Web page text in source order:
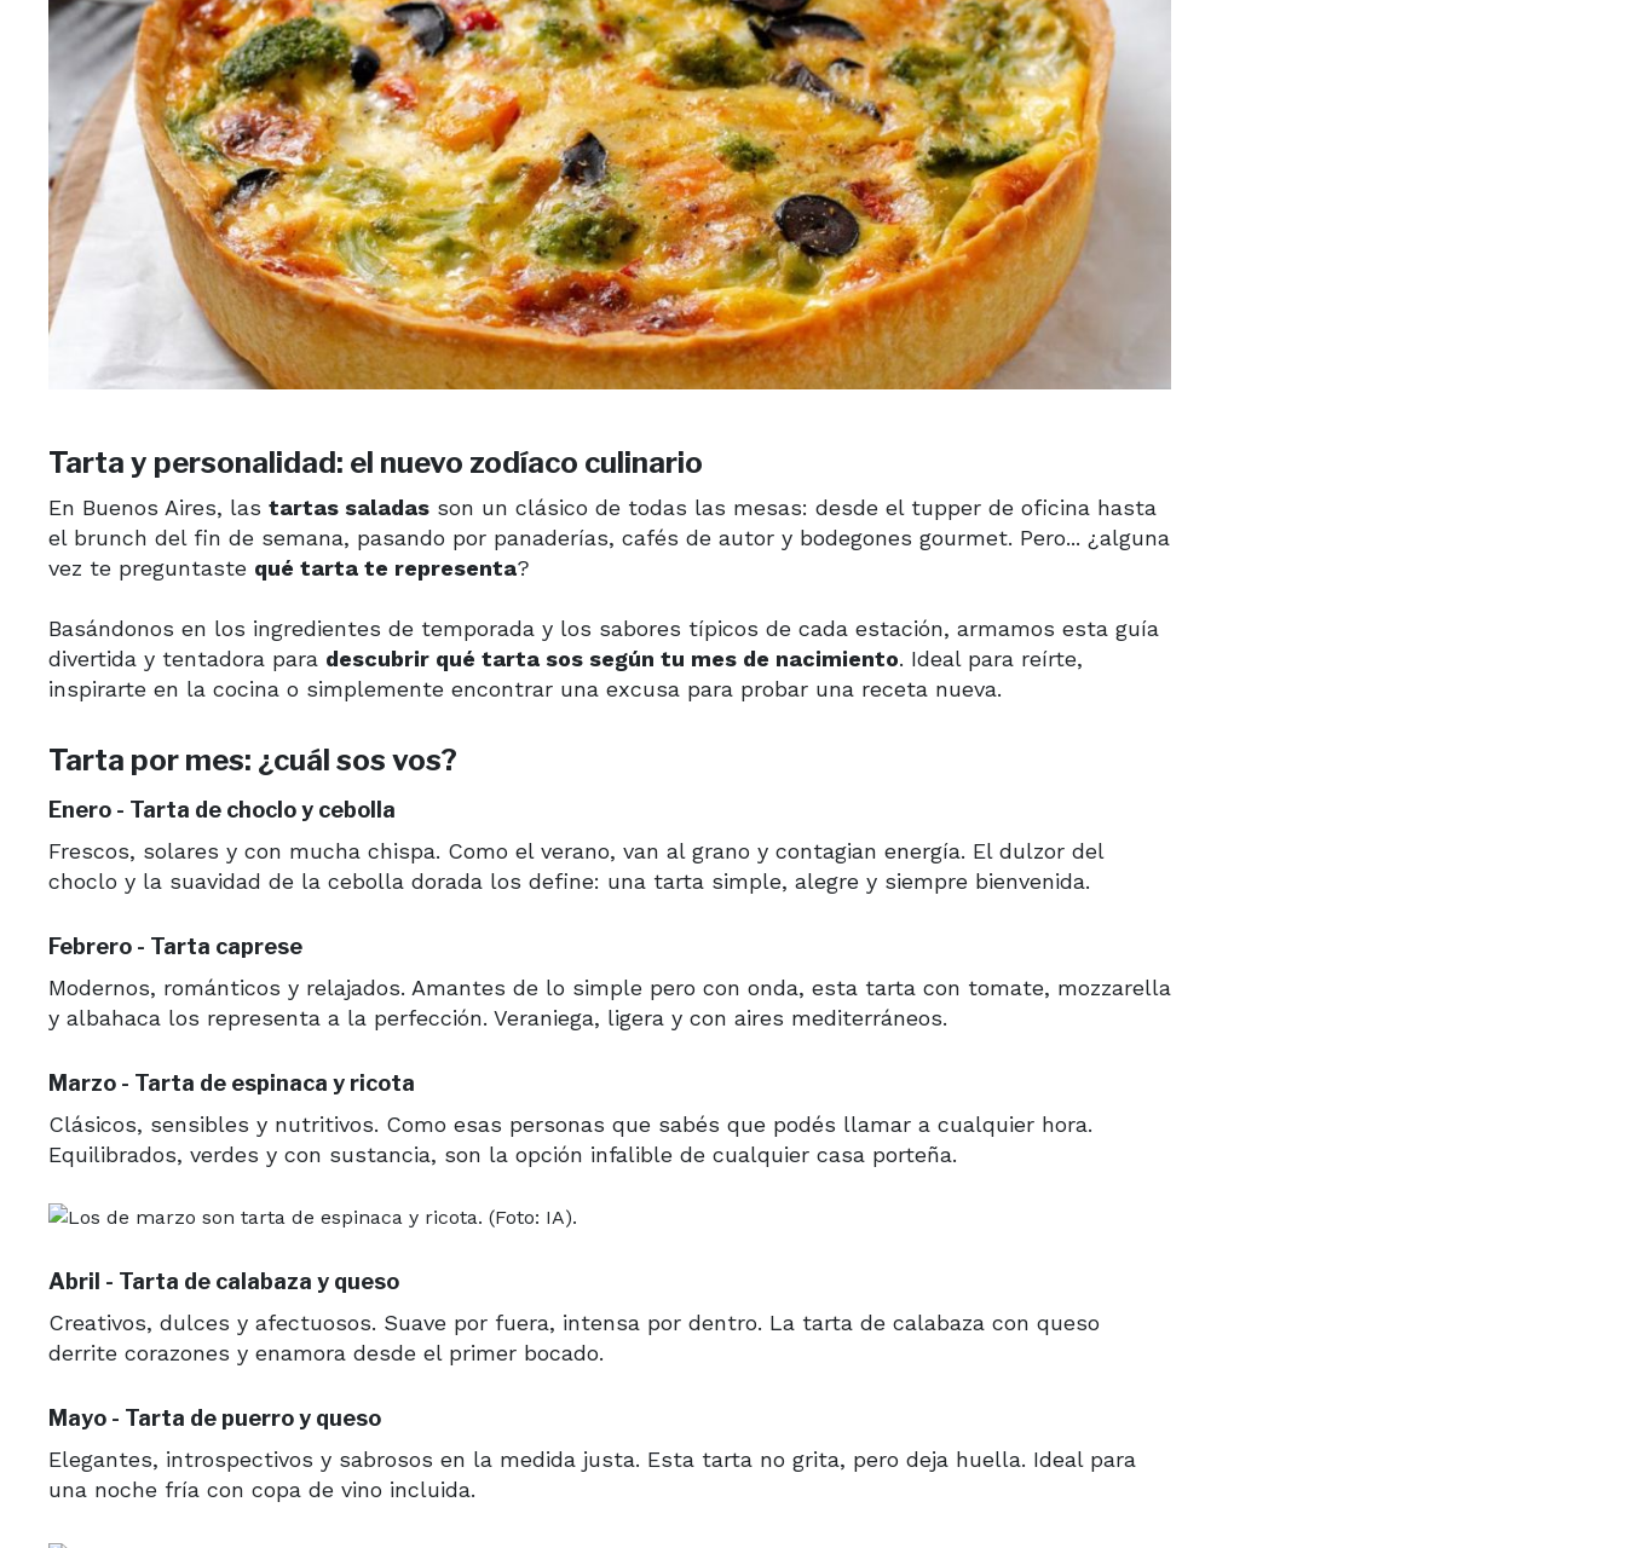
Tarta y personalidad: el nuevo zodíaco culinario
En Buenos Aires, las tartas saladas son un clásico de todas las mesas: desde el tupper de oficina hasta
el brunch del fin de semana, pasando por panaderías, cafés de autor y bodegones gourmet. Pero... ¿alguna
vez te preguntaste qué tarta te representa?
Basándonos en los ingredientes de temporada y los sabores típicos de cada estación, armamos esta guía
divertida y tentadora para descubrir qué tarta sos según tu mes de nacimiento. Ideal para reírte,
inspirarte en la cocina o simplemente encontrar una excusa para probar una receta nueva.
Tarta por mes: ¿cuál sos vos?
Enero - Tarta de choclo y cebolla
Frescos, solares y con mucha chispa. Como el verano, van al grano y contagian energía. El dulzor del
choclo y la suavidad de la cebolla dorada los define: una tarta simple, alegre y siempre bienvenida.
Febrero - Tarta caprese
Modernos, románticos y relajados. Amantes de lo simple pero con onda, esta tarta con tomate, mozzarella
y albahaca los representa a la perfección. Veraniega, ligera y con aires mediterráneos.
Marzo - Tarta de espinaca y ricota
Clásicos, sensibles y nutritivos. Como esas personas que sabés que podés llamar a cualquier hora.
Equilibrados, verdes y con sustancia, son la opción infalible de cualquier casa porteña.
Abril - Tarta de calabaza y queso
Creativos, dulces y afectuosos. Suave por fuera, intensa por dentro. La tarta de calabaza con queso
derrite corazones y enamora desde el primer bocado.
Mayo - Tarta de puerro y queso
Elegantes, introspectivos y sabrosos en la medida justa. Esta tarta no grita, pero deja huella. Ideal para
una noche fría con copa de vino incluida.